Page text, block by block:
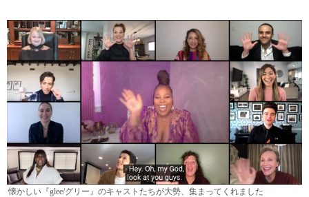
懐かしい『glee/グリー』のキャストたちが大勢、集まってくれました